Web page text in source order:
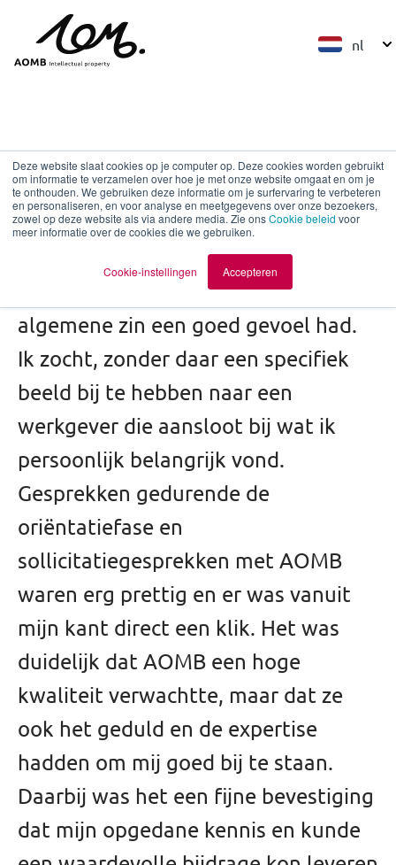
Deze website slaat cookies op je computer op. Deze cookies worden gebruikt
om informatie te verzamelen over hoe je met onze website omgaat en om je
te onthouden. We gebruiken deze informatie om je surfervaring te verbeteren
en personaliseren, en voor analyse en meetgegevens over onze bezoekers,
zowel op deze website als via andere media. Zie onsCookie beleid voor
meer informatie over de cookies die we gebruiken.
Cookie-instellingen Accepteren
nl
Werken bij AOMB
Tijdens mijn zoektocht naar een
interessante nieuwe baan zocht ik
naar een werkgever waarbij ik in
algemene zin een goed gevoel had.
Ik zocht, zonder daar een specifiek
beeld bij te hebben naar een
werkgever die aansloot bij wat ik
persoonlijk belangrijk vond.
Gesprekken gedurende de
oriëntatiefase en
sollicitatiegesprekken met AOMB
waren erg prettig en er was vanuit
mijn kant direct een klik. Het was
duidelijk dat AOMB een hoge
kwaliteit verwachtte, maar dat ze
ook het geduld en de expertise
hadden om mij goed bij te staan.
Daarbij was het een fijne bevestiging
dat mijn opgedane kennis en kunde